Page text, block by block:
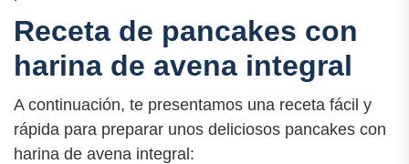
Receta de pancakes con
harina de avena integral
A continuación, te presentamos una receta fácil y
rápida para preparar unos deliciosos pancakes con
harina de avena integral: